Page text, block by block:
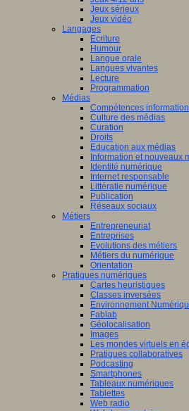
Jeux sérieux
Jeux vidéo
Langages
Ecriture
Humour
Langue orale
Langues vivantes
Lecture
Programmation
Médias
Compétences
Culture des médias
Curation
Droits
Education aux médias
Information et nouveaux
Identité numérique
Internet responsable
Littératie numérique
Publication
Réseaux sociaux
Métiers
Entrepreneuriat
Entreprises
Evolutions des métiers
Métiers du numérique
Orientation
Pratiques numériques
Cartes heuristiques
Classes inversées
Environnement
Fablab
Géolocalisation
Images
Les mondes virtuels en
Pratiques collaboratives
Podcasting
Smartphones
Tableaux numériques
Tablettes
Web radio